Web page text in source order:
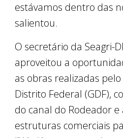
estávamos dentro das
salientou.
O secretário da Seagri-
aproveitou a
as obras realizadas
Distrito Federal (GDF),
do canal do Rodeador
estruturas comerciais